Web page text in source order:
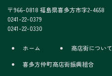
〒966-0818 福島県喜多方市字2-4658
0241-22-0379
0241-22-0330
ホーム 商店街について
喜多方仲町商店街振興組合